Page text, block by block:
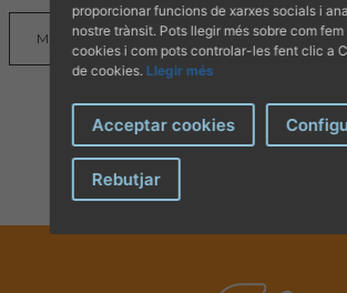
MÉS INFORMACIÓ
proporcionar funcions de xarxes socials i
nostre trànsit. Pots llegir més sobre com
cookies i com pots controlar-les fent clic a
de cookies. Llegir més
Acceptar cookies
Rebutjar